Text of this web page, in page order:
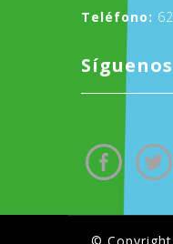
Teléfono: